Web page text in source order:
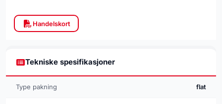
Handelskort
Tekniske spesifikasjoner
Type pakning flat